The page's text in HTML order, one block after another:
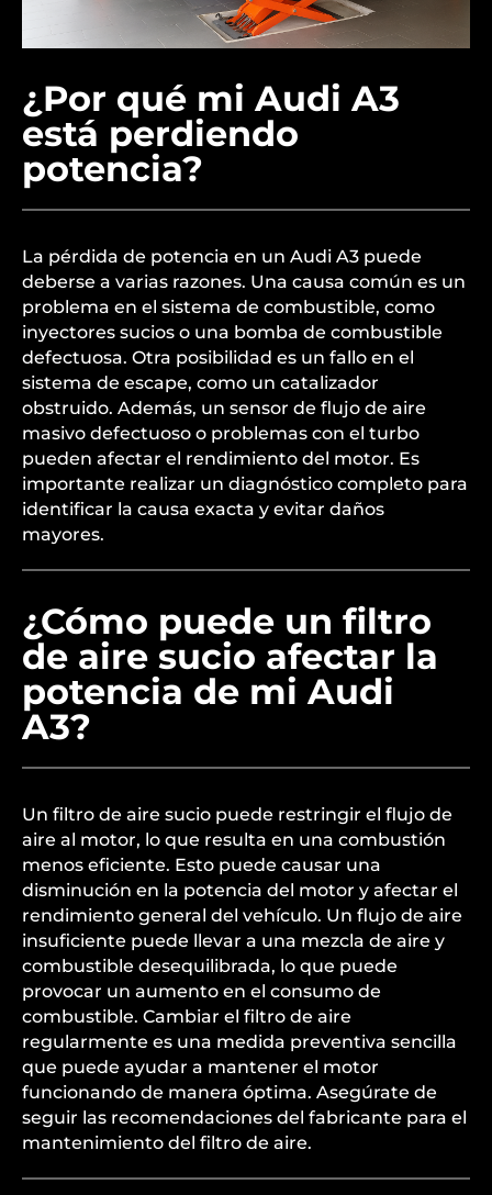
¿Por qué mi Audi A3
está perdiendo
potencia?
La pérdida de potencia en un Audi A3 puede
deberse a varias razones. Una causa común es un
problema en el sistema de combustible, como
inyectores sucios o una bomba de combustible
defectuosa. Otra posibilidad es un fallo en el
sistema de escape, como un catalizador
obstruido. Además, un sensor de flujo de aire
masivo defectuoso o problemas con el turbo
pueden afectar el rendimiento del motor. Es
importante realizar un diagnóstico completo para
identificar la causa exacta y evitar daños
mayores.
¿Cómo puede un filtro
de aire sucio afectar la
potencia de mi Audi
A3?
Un filtro de aire sucio puede restringir el flujo de
aire al motor, lo que resulta en una combustión
menos eficiente. Esto puede causar una
disminución en la potencia del motor y afectar el
rendimiento general del vehículo. Un flujo de aire
insuficiente puede llevar a una mezcla de aire y
combustible desequilibrada, lo que puede
provocar un aumento en el consumo de
combustible. Cambiar el filtro de aire
regularmente es una medida preventiva sencilla
que puede ayudar a mantener el motor
funcionando de manera óptima. Asegúrate de
seguir las recomendaciones del fabricante para el
mantenimiento del filtro de aire.